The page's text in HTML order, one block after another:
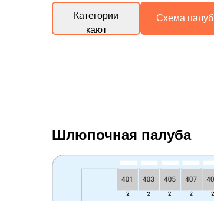
Категории
кают
Схема палуб
Шлюпочная палуба